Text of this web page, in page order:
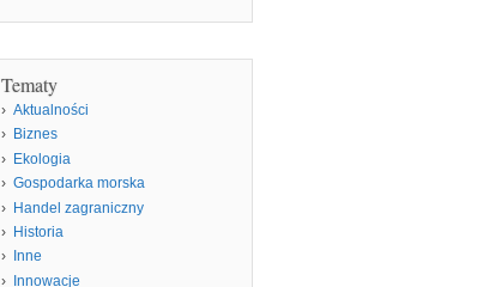
Tematy
Aktualności
Biznes
Ekologia
Gospodarka morska
Handel zagraniczny
Historia
Inne
Innowacje